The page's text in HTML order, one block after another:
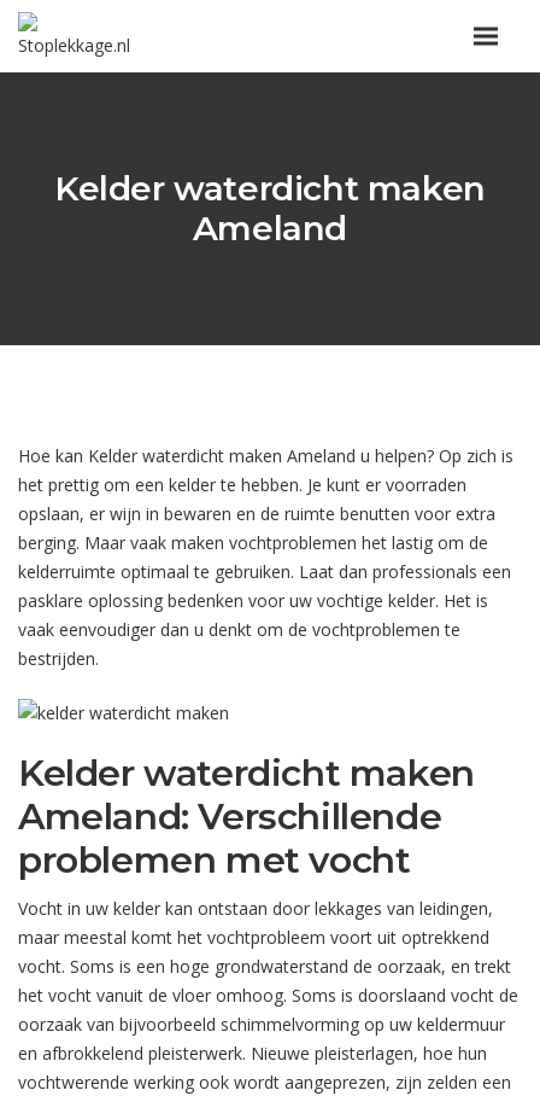
Kelder waterdicht maken
Ameland
Hoe kan Kelder waterdicht maken Ameland u helpen? Op zich is
het prettig om een kelder te hebben. Je kunt er voorraden
opslaan, er wijn in bewaren en de ruimte benutten voor extra
berging. Maar vaak maken vochtproblemen het lastig om de
kelderruimte optimaal te gebruiken. Laat dan professionals een
pasklare oplossing bedenken voor uw vochtige kelder. Het is
vaak eenvoudiger dan u denkt om de vochtproblemen te
bestrijden.
Kelder waterdicht maken
Ameland: Verschillende
problemen met vocht
Vocht in uw kelder kan ontstaan door lekkages van leidingen,
maar meestal komt het vochtprobleem voort uit optrekkend
vocht. Soms is een hoge grondwaterstand de oorzaak, en trekt
het vocht vanuit de vloer omhoog. Soms is doorslaand vocht de
oorzaak van bijvoorbeeld schimmelvorming op uw keldermuur
en afbrokkelend pleisterwerk. Nieuwe pleisterlagen, hoe hun
vochtwerende werking ook wordt aangeprezen, zijn zelden een